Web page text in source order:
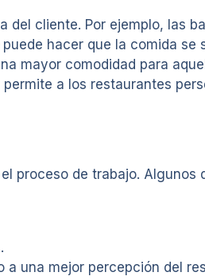
del cliente. Por ejemplo, las
hacer que la comida se
mayor comodidad para
a los restaurantes
proceso de trabajo. Algunos
una mejor percepción del